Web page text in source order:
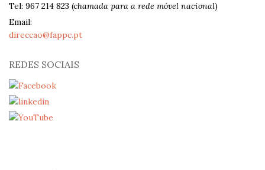
Tel: 967 214 823 (chamada para a rede móvel nacional)
Email:
direccao@fappc.pt
REDES SOCIAIS